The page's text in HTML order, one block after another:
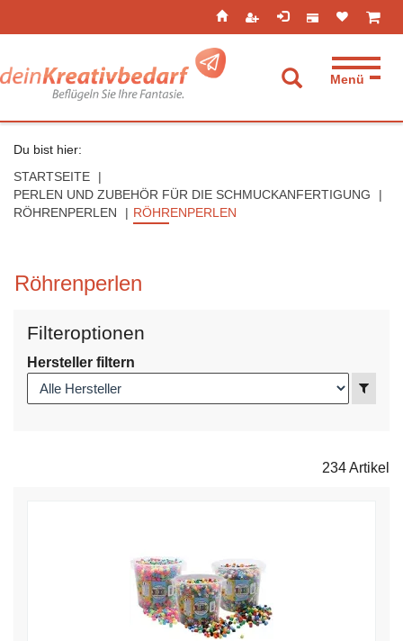
ist leerist
Menü
Du bist hier:
STARTSEITE
PERLEN UND ZUBEHÖR FÜR DIE SCHMUCKANFERTIGUNG
RÖHRENPERLEN
RÖHRENPERLEN
Röhrenperlen
Filteroptionen
Hersteller filtern
234 Artikel